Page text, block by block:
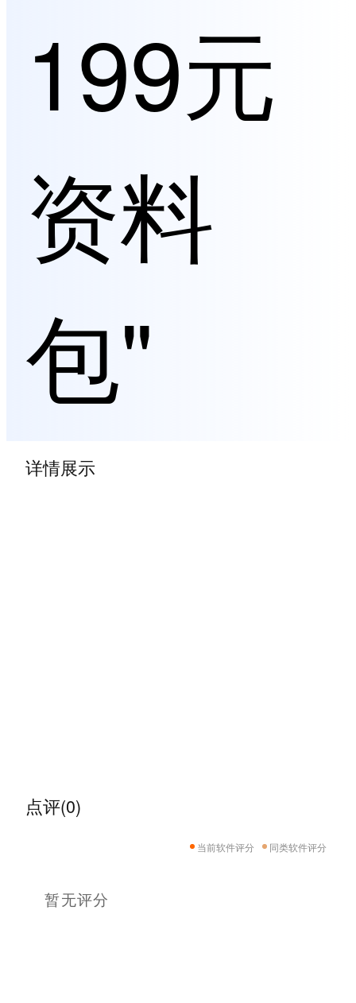
199元
资料
包"
详情展示
点评(0)
当前软件评分 同类软件评分
暂无评分